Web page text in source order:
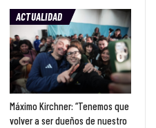
ACTUALIDAD
Máximo Kirchner: “Tenemos que
volver a ser dueños de nuestro